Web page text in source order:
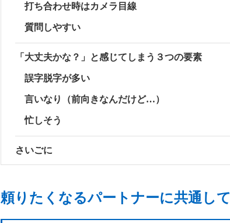
打ち合わせ時はカメラ目線
質問しやすい
「大丈夫かな？」と感じてしまう３つの要素
誤字脱字が多い
言いなり（前向きなんだけど…）
忙しそう
さいごに
頼りたくなるパートナーに共通し